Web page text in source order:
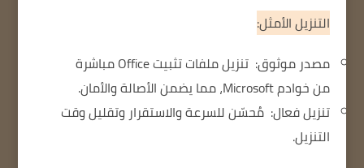
التنزيل الأمثل:
مصدر موثوق:
تنزيل ملفات تثبيت Office مباشرة
من خوادم Microsoft، مما يضمن الأصالة والأمان.
تنزيل فعال: مُحسّن للسرعة والاستقرار وتقليل وقت
التنزيل.